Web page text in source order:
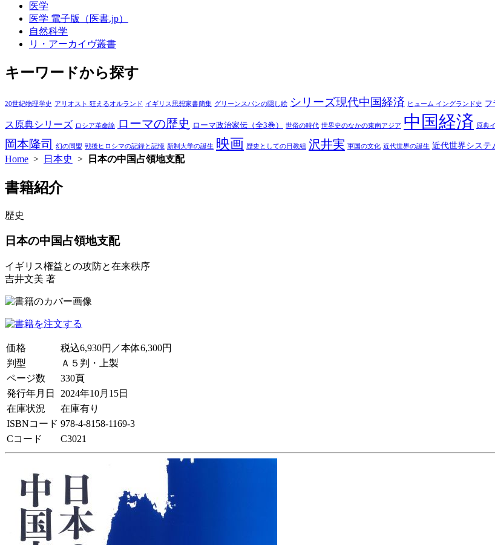
医学
医学 電子版（医書.jp）
自然科学
リ・アーカイヴ叢書
キーワードから探す
20世紀物理学史 アリオスト 狂えるオルランド イギリス思想家書簡集 グリーンスパンの隠し絵 シリーズ現代中国経済 ヒューム イングランド史 フ
ス原典シリーズ ロシア革命論 ローマの歴史 ローマ政治家伝（全3巻） 世俗の時代 世界史のなかの東南アジア 中国経済 原典
岡本隆司 幻の同盟 戦後ヒロシマの記録と記憶 新制大学の誕生 映画 歴史としての日教組 沢井実 軍国の文化 近代世界の誕生 近代世界システ
Home > 日本史 > 日本の中国占領地支配
書籍紹介
歴史
日本の中国占領地支配
イギリス権益との攻防と在来秩序
吉井文美 著
価格
税込6,930円／本体6,300円
判型
Ａ５判・上製
ページ数
330頁
発行年月日
2024年10月15日
在庫状況
在庫有り
ISBNコード 978-4-8158-1169-3
Cコード
C3021